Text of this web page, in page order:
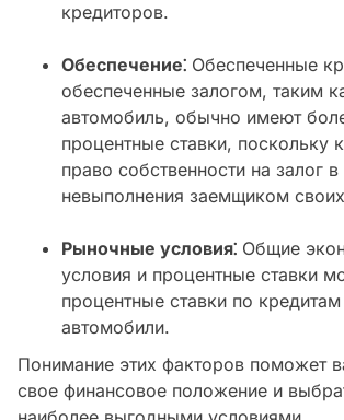
кредиторов.
Обеспечение⁚ Обеспеченные
обеспеченные залогом, таким
автомобиль, обычно имеют
процентные ставки, поскольку
право собственности на залог в
невыполнения заемщиком
Рыночные условия⁚ Общие
условия и процентные ставки
процентные ставки по кредитам
автомобили.
Понимание этих факторов поможет
свое финансовое положение и